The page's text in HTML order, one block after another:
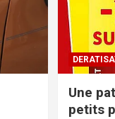
Une
petits